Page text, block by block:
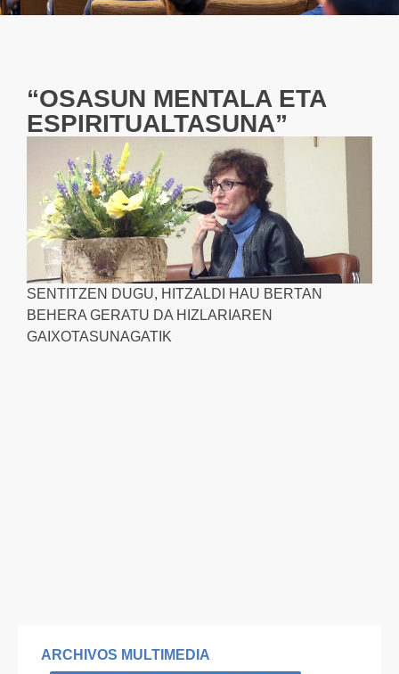
“OSASUN MENTALA ETA
ESPIRITUALTASUNA”
SENTITZEN DUGU, HITZALDI HAU BERTAN
BEHERA GERATU DA HIZLARIAREN
GAIXOTASUNAGATIK
ARCHIVOS MULTIMEDIA